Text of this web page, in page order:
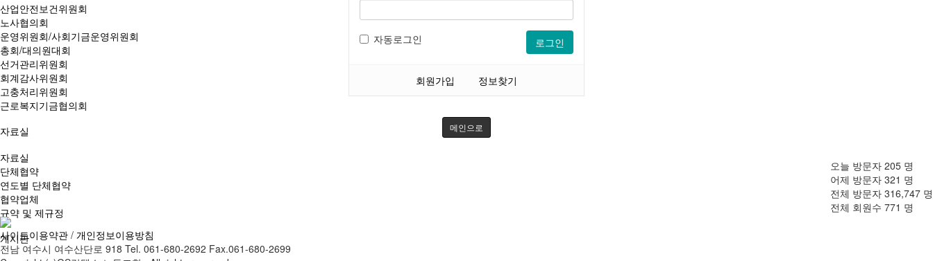
산업안전보건위원회
노사협의회
운영위원회/사회기금운영위원회
총회/대의원대회
선거관리위원회
회계감사위원회
고충처리위원회
근로복지기금협의회
자료실
자료실
단체협약
연도별 단체협약
협약업체
규약 및 제규정
게시판
자동로그인 로그인
회원가입 정보찾기
메인으로
오늘 방문자 205 명
어제 방문자 321 명
전체 방문자 316,747 명
전체 회원수 771 명
사이트이용약관 / 개인정보이용방침
전남 여수시 여수산단로 918 Tel. 061-680-2692 Fax.061-680-2699